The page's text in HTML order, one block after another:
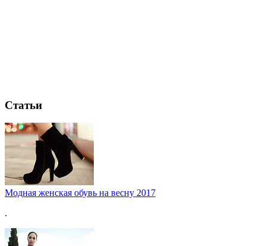
Статьи
Модная женская обувь на весну 2017
.